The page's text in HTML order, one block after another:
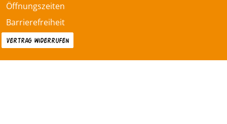
Öffnungszeiten
Barrierefreiheit
Vertrag widerrufen